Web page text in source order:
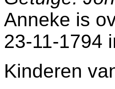
Anneke is
23-11-1794
Kinderen